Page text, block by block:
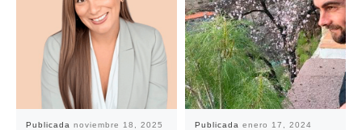
Publicada noviembre 18, 2025 Publicada enero 17, 2024